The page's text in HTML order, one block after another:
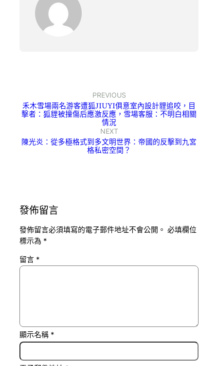
PREVIOUS
禾木雪場兩名游客遭狐JIUYI俱意室內設計貍追咬，目
擊者：狐貍被撞傷后應激反應，雪場客服：不明白相關
情況
NEXT
陳光炎：從多極格式到多文明世界：帝國的反擊到九宮
格私密空間？
發佈留言
發佈留言必須填寫的電子郵件地址不會公開。 必填欄位
標示為 *
留言 *
顯示名稱 *